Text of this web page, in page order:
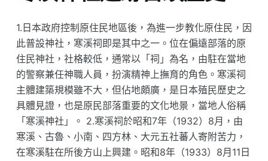
1.日本政府控制原住民地區後，為進一步教化原住民，因
此普設神社，寒溪祠即是其中之一。位在偏遠部落的原
住民神社，社格較低，通常以「祠」為名，由駐在當地
的警察兼任神職人員，扮演精神上撫育的角色。寒溪祠
主體建築規模雖不大，但佔地頗廣，是日本殖民歷史之
具體見證，也是原民部落重要的文化地景，當地人俗稱
「寒溪神社」。 2.寒溪祠於昭和7年（1932）8月，由
寒溪、古魯、小南、四方林、大元五社蕃人寄附苦力，
在寒溪駐在所後方山上興建。昭和8年（1933）8月11日